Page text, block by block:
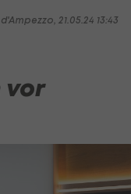
21.05.24 13:43
vor